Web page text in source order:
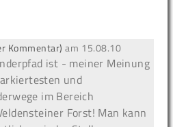
Kommentar) am 15.08.10
ist - meiner Meinung
und
im Bereich
Forst! Man kann